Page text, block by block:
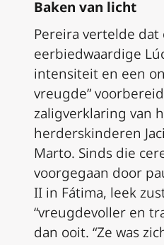
Baken van licht
Pereira vertelde dat
eerbiedwaardige
intensiteit en een
vreugde”
zaligverklaring van
herderskinderen
Marto. Sinds die
voorgegaan door
II in Fátima, leek
“vreugdevoller en
dan ooit. “Ze was